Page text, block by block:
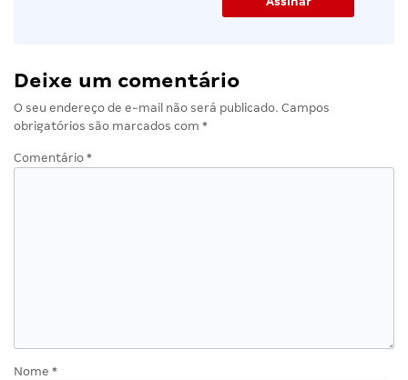
Deixe um comentário
O seu endereço de e-mail não será publicado. Campos
obrigatórios são marcados com *
Comentário *
Nome *